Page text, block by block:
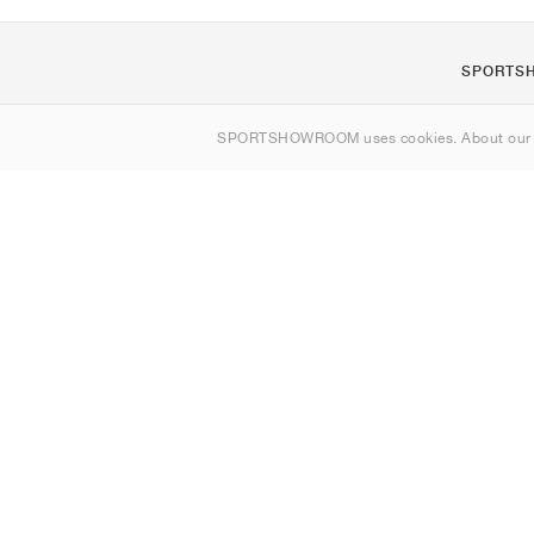
SPORTSHOWROOM uses cookies. About our
Kontakt